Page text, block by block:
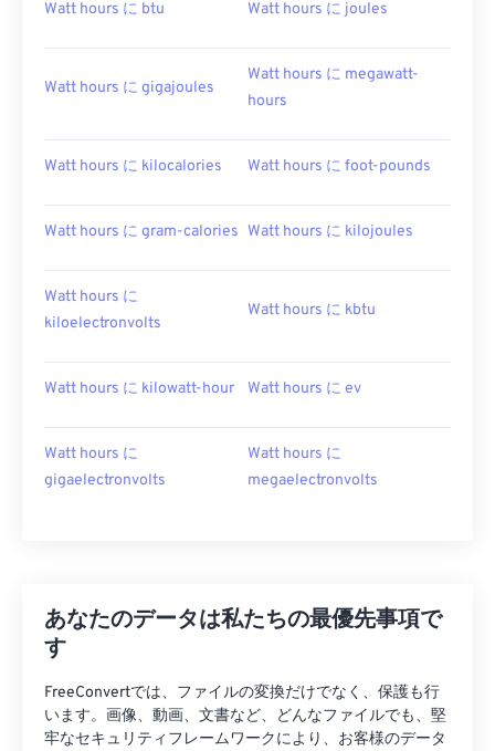
Watt hours に btu Watt hours に joules
Watt hours に gigajoules
Watt hours に megawatt-
hours
Watt hours に kilocalories Watt hours に foot-pounds
Watt hours に gram-calories Watt hours に kilojoules
Watt hours に
kiloelectronvolts
Watt hours に kbtu
Watt hours に kilowatt-hour Watt hours に ev
Watt hours に
gigaelectronvolts
Watt hours に
megaelectronvolts
あなたのデータは私たちの最優先事項で
す
FreeConvertでは、ファイルの変換だけでなく、保護も行
います。画像、動画、文書など、どんなファイルでも、堅
牢なセキュリティフレームワークにより、お客様のデータ